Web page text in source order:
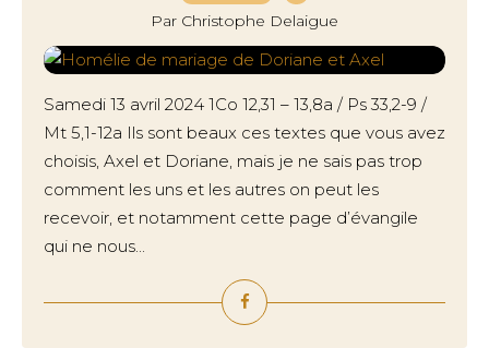
Par Christophe Delaigue
Samedi 13 avril 2024 1Co 12,31 – 13,8a / Ps 33,2-9 /
Mt 5,1-12a Ils sont beaux ces textes que vous avez
choisis, Axel et Doriane, mais je ne sais pas trop
comment les uns et les autres on peut les
recevoir, et notamment cette page d’évangile
qui ne nous...